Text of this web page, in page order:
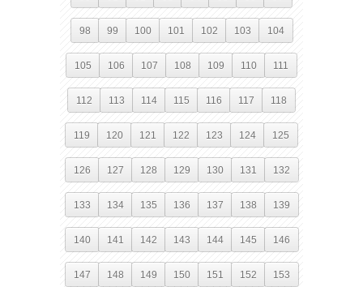
98 99 100 101 102 103 104
105 106 107 108 109 110 111
112 113 114 115 116 117 118
119 120 121 122 123 124 125
126 127 128 129 130 131 132
133 134 135 136 137 138 139
140 141 142 143 144 145 146
147 148 149 150 151 152 153